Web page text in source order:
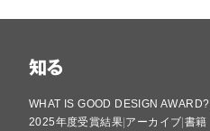
知る
WHAT IS GOOD DESIGN AWARD?
2025年度受賞結果 アーカイブ 書籍